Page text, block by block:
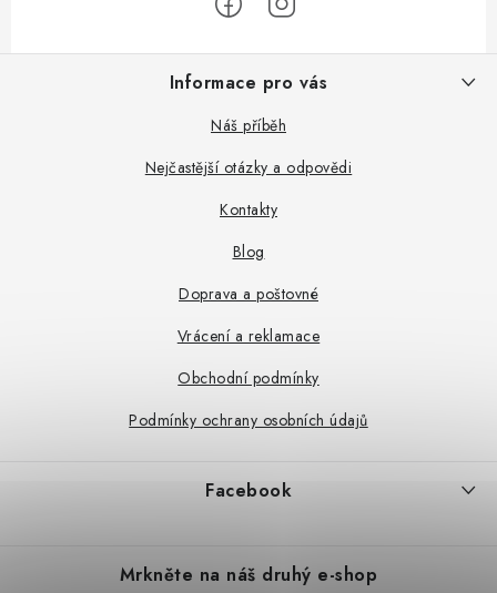
Z
Informace pro vás
Náš příběh
Nejčastější otázky a odpovědi
Kontakty
Blog
Doprava a poštovné
Vrácení a reklamace
Obchodní podmínky
Podmínky ochrany osobních údajů
Facebook
Mrkněte na náš druhý e-shop